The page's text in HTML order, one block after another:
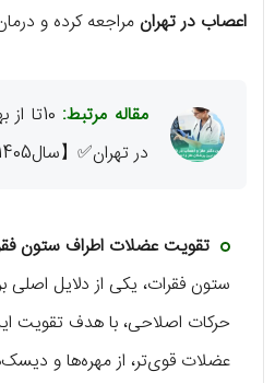
اعصاب در تهران مراجعه کرده و
مقاله مرتبط:
10تا
در تهران✅【سال1405】⚡️
تقویت عضلات اطراف ستون
ستون فقرات، یکی از دلایل
حرکات اصلاحی، با هدف تقویت
عضلات قوی‌تر، از مهره‌ها و